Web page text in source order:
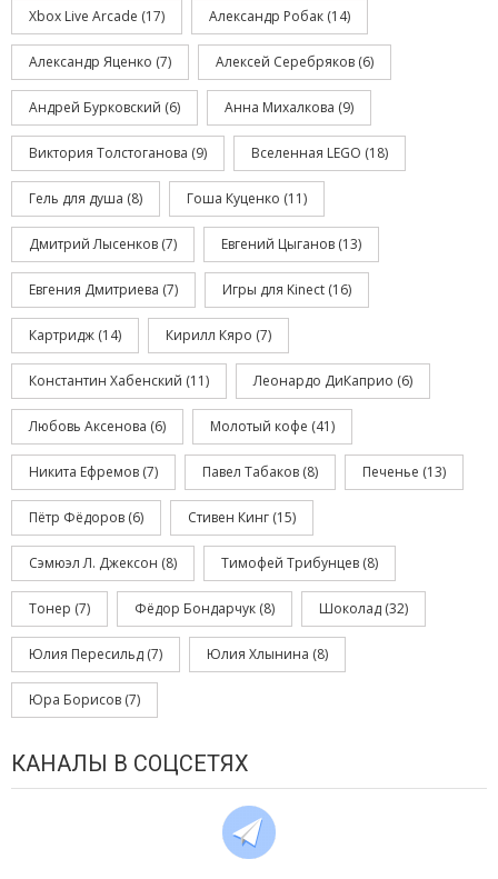
Xbox Live Arcade (17) Александр Робак (14)
Александр Яценко (7) Алексей Серебряков (6)
Андрей Бурковский (6) Анна Михалкова (9)
Виктория Толстоганова (9) Вселенная LEGO (18)
Гель для душа (8) Гоша Куценко (11)
Дмитрий Лысенков (7) Евгений Цыганов (13)
Евгения Дмитриева (7) Игры для Kinect (16)
Картридж (14) Кирилл Кяро (7)
Константин Хабенский (11) Леонардо ДиКаприо (6)
Любовь Аксенова (6) Молотый кофе (41)
Никита Ефремов (7) Павел Табаков (8) Печенье (13)
Пётр Фёдоров (6) Стивен Кинг (15)
Сэмюэл Л. Джексон (8) Тимофей Трибунцев (8)
Тонер (7) Фёдор Бондарчук (8) Шоколад (32)
Юлия Пересильд (7) Юлия Хлынина (8)
Юра Борисов (7)
КАНАЛЫ В СОЦСЕТЯХ